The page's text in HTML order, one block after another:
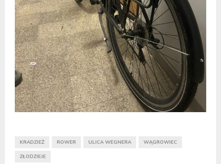
KRADZIEŻ ROWER ULICA WEGNERA WĄGROWIEC
ZŁODZIEJE